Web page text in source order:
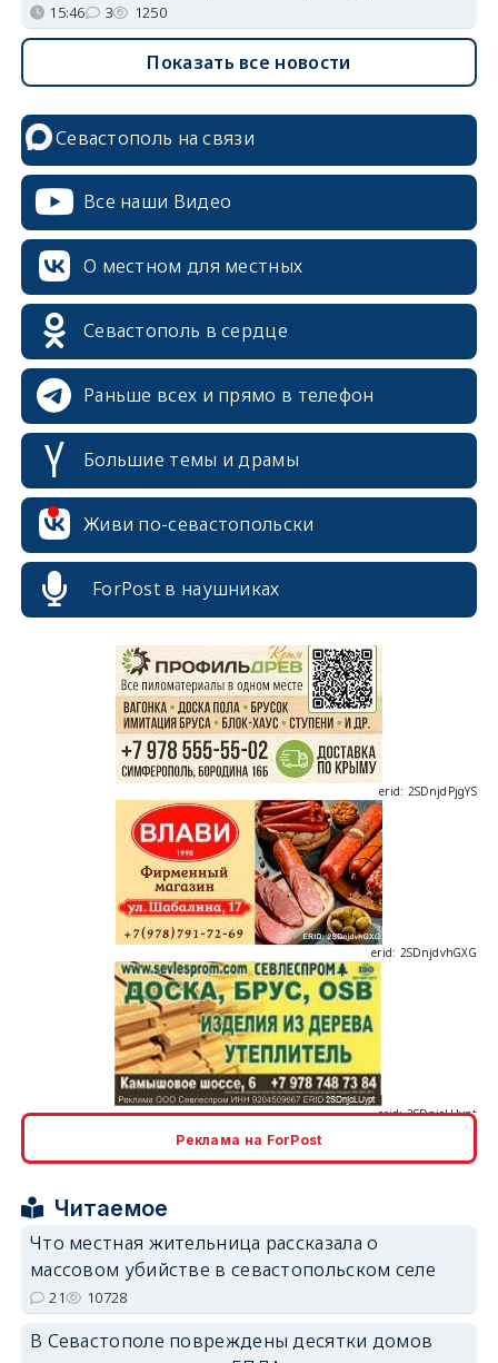
15:46 3 1250
Показать все новости
Севастополь на связи
Все наши Видео
О местном для местных
Севастополь в сердце
Раньше всех и прямо в телефон
Большие темы и драмы
Живи по-севастопольски
ForPost в наушниках
erid: 2SDnjcrDNw6
erid: 2SDnjdPjgYS
erid: 2SDnjdvhGXG
erid: 2SDnjdPjgYS
Реклама на ForPost
Читаемое
Что местная жительница рассказала о
массовом убийстве в севастопольском селе
21 10728
В Севастополе повреждены десятки домов